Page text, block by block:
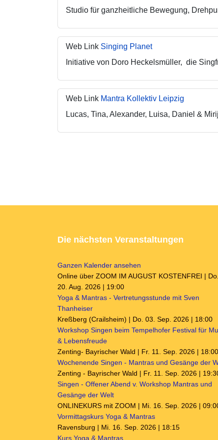
Studio für ganzheitliche Bewegung,
Web Link Singing Planet
Initiative von Doro Heckelsmüller, die
Web Link Mantra Kollektiv Leipzig
Lucas, Tina, Alexander, Luisa, Daniel &
Die nächsten Veranstaltungen
Ganzen Kalender ansehen
Online über ZOOM IM AUGUST KOSTENFREI | Do.
20. Aug. 2026 | 19:00
Yoga & Mantras - Vertretungsstunde mit Sven
Thanheiser
Kreßberg (Crailsheim) | Do. 03. Sep. 2026 | 18:00
Workshop Singen beim Tempelhofer Festival für
& Lebensfreude
Zenting- Bayrischer Wald | Fr. 11. Sep. 2026 | 18:00
Wochenende Singen - Mantras und Gesänge der
Zenting - Bayrischer Wald | Fr. 11. Sep. 2026 |
Singen - Offener Abend v. Workshop Mantras und
Gesänge der Welt
ONLINEKURS mit ZOOM | Mi. 16. Sep. 2026 |
Vormittagskurs Yoga & Mantras
Ravensburg | Mi. 16. Sep. 2026 | 18:15
Kurs Yoga & Mantras